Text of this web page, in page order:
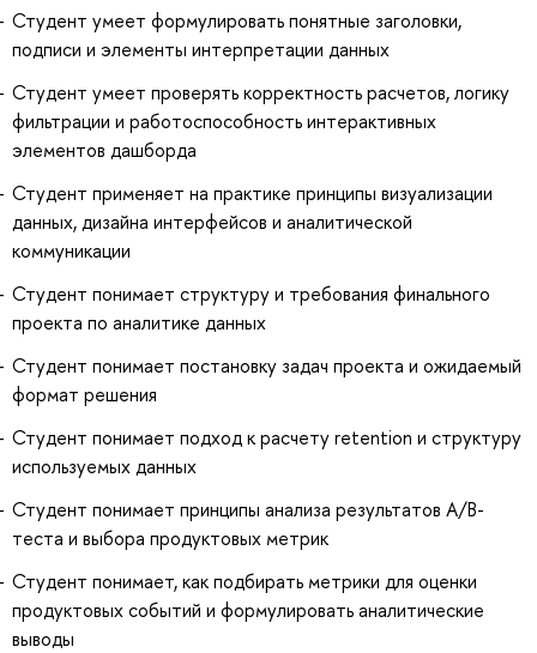
Студент умеет формулировать понятные заголовки,
подписи и элементы интерпретации данных
Студент умеет проверять корректность расчетов, логику
фильтрации и работоспособность интерактивных
элементов дашборда
Студент применяет на практике принципы визуализации
данных, дизайна интерфейсов и аналитической
коммуникации
Студент понимает структуру и требования финального
проекта по аналитике данных
Студент понимает постановку задач проекта и ожидаемый
формат решения
Студент понимает подход к расчету retention и структуру
используемых данных
Студент понимает принципы анализа результатов A/B-
теста и выбора продуктовых метрик
Студент понимает, как подбирать метрики для оценки
продуктовых событий и формулировать аналитические
выводы